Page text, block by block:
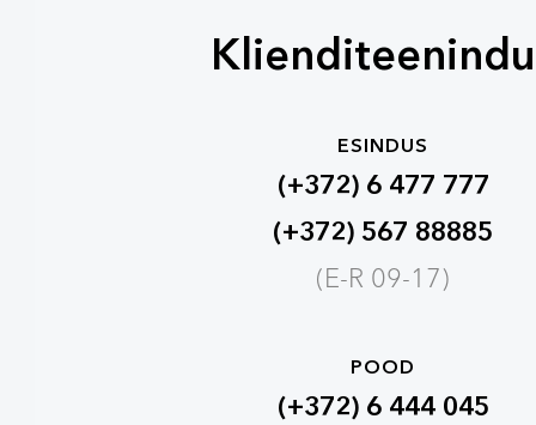
ESINDUS
(+372) 6 477 777
(+372) 567 88885
(E-R 09-17)
POOD
(+372) 6 444 045